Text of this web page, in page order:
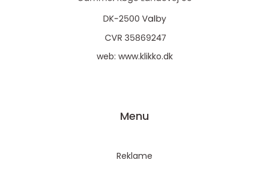
web: www.klikko.dk
Menu
Reklame